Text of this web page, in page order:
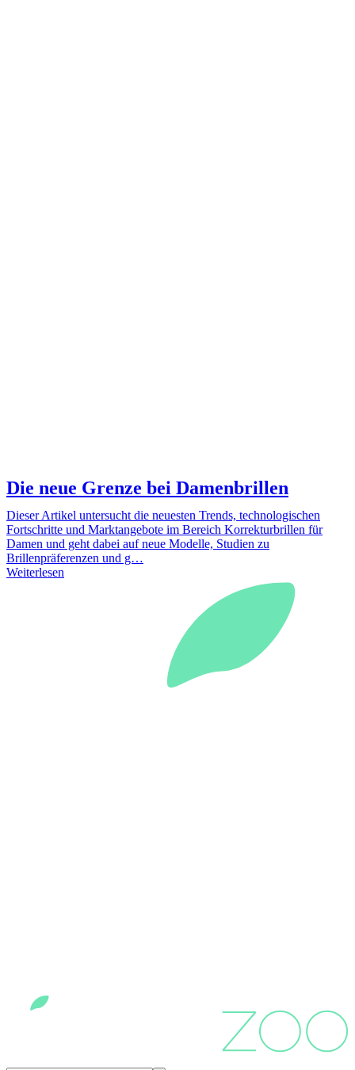
Die neue Grenze bei Damenbrillen
Dieser Artikel untersucht die neuesten Trends, technologischen
Fortschritte und Marktangebote im Bereich Korrekturbrillen für
Damen und geht dabei auf neue Modelle, Studien zu
Brillenpräferenzen und g…
Weiterlesen